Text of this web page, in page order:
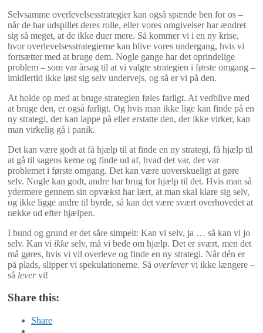
Selvsamme overlevelsesstrategier kan også spænde ben for os –
når de har udspillet deres rolle, eller vores omgivelser har ændret
sig så meget, at de ikke duer mere. Så kommer vi i en ny krise,
hvor overlevelsesstrategierne kan blive vores undergang, hvis vi
fortsætter med at bruge dem. Nogle gange har det oprindelige
problem – som var årsag til at vi valgte strategien i første omgang –
imidlertid ikke løst sig selv undervejs, og så er vi på den.
At holde op med at bruge strategien føles farligt. At vedblive med
at bruge den, er også farligt. Og hvis man ikke lige kan finde på en
ny strategi, der kan lappe på eller erstatte den, der ikke virker, kan
man virkelig gå i panik.
Det kan være godt at få hjælp til at finde en ny strategi, få hjælp til
at gå til sagens kerne og finde ud af, hvad det var, der var
problemet i første omgang. Det kan være uoverskueligt at gøre
selv. Nogle kan godt, andre har brug for hjælp til det. Hvis man så
ydermere gennem sin opvækst har lært, at man skal klare sig selv,
og ikke ligge andre til byrde, så kan det være svært overhovedet at
række ud efter hjælpen.
I bund og grund er det såre simpelt: Kan vi selv, ja … så kan vi jo
selv. Kan vi ikke selv, må vi bede om hjælp. Det er svært, men det
må gøres, hvis vi vil overleve og finde en ny strategi. Når dén er
på plads, slipper vi spekulationerne. Så overlevervi ikke længere –
så levervi!
Share this:
Share